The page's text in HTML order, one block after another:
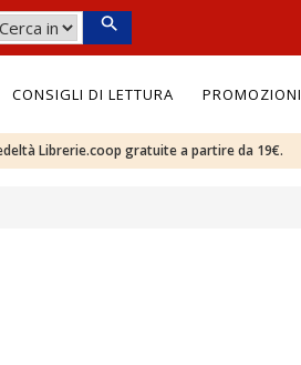
CONSIGLI DI LETTURA PROMOZIONI
Librerie.coop gratuite a partire da 19€.